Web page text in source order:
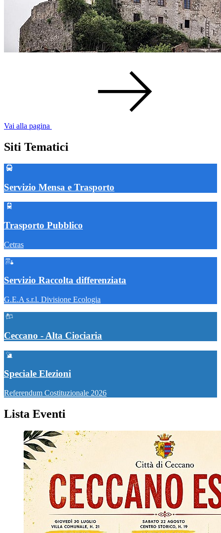
Vai alla pagina
Siti Tematici
Servizio Mensa e Trasporto
Trasporto Pubblico
Cetras
Servizio Raccolta differenziata
G.E.A s.r.l. Divisione Ecologia
Ceccano - Alta Ciociaria
Speciale Elezioni
Referendum Costituzionale 2026
Lista Eventi